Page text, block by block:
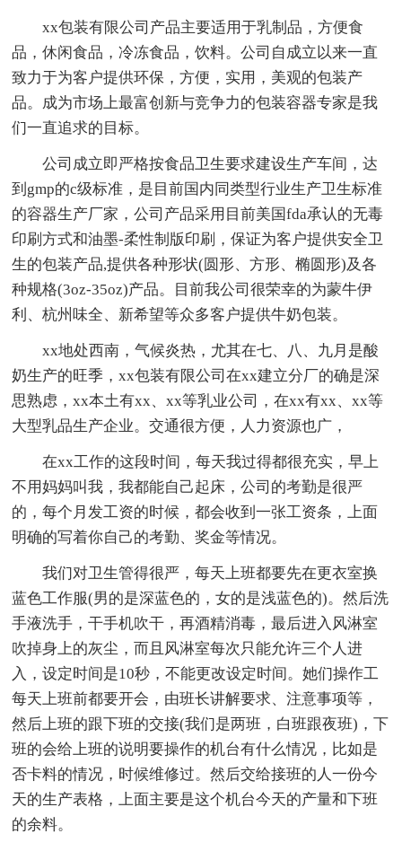
xx包装有限公司产品主要适用于乳制品，方便食
品，休闲食品，冷冻食品，饮料。公司自成立以来一直
致力于为客户提供环保，方便，实用，美观的包装产
品。成为市场上最富创新与竞争力的包装容器专家是我
们一直追求的目标。
公司成立即严格按食品卫生要求建设生产车间，达
到gmp的c级标准，是目前国内同类型行业生产卫生标准
的容器生产厂家，公司产品采用目前美国fda承认的无毒
印刷方式和油墨-柔性制版印刷，保证为客户提供安全卫
生的包装产品,提供各种形状(圆形、方形、椭圆形)及各
种规格(3oz-35oz)产品。目前我公司很荣幸的为蒙牛伊
利、杭州味全、新希望等众多客户提供牛奶包装。
xx地处西南，气候炎热，尤其在七、八、九月是酸
奶生产的旺季，xx包装有限公司在xx建立分厂的确是深
思熟虑，xx本土有xx、xx等乳业公司，在xx有xx、xx等
大型乳品生产企业。交通很方便，人力资源也广，
在xx工作的这段时间，每天我过得都很充实，早上
不用妈妈叫我，我都能自己起床，公司的考勤是很严
的，每个月发工资的时候，都会收到一张工资条，上面
明确的写着你自己的考勤、奖金等情况。
我们对卫生管得很严，每天上班都要先在更衣室换
蓝色工作服(男的是深蓝色的，女的是浅蓝色的)。然后洗
手液洗手，干手机吹干，再酒精消毒，最后进入风淋室
吹掉身上的灰尘，而且风淋室每次只能允许三个人进
入，设定时间是10秒，不能更改设定时间。她们操作工
每天上班前都要开会，由班长讲解要求、注意事项等，
然后上班的跟下班的交接(我们是两班，白班跟夜班)，下
班的会给上班的说明要操作的机台有什么情况，比如是
否卡料的情况，时候维修过。然后交给接班的人一份今
天的生产表格，上面主要是这个机台今天的产量和下班
的余料。